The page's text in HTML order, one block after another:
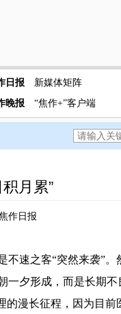
日报
新媒体矩阵
晚报
“焦作+”客户端
月累”
作日报
速之客“突然来袭”。
一夕形成，而是长期
的漫长征程，因为目前